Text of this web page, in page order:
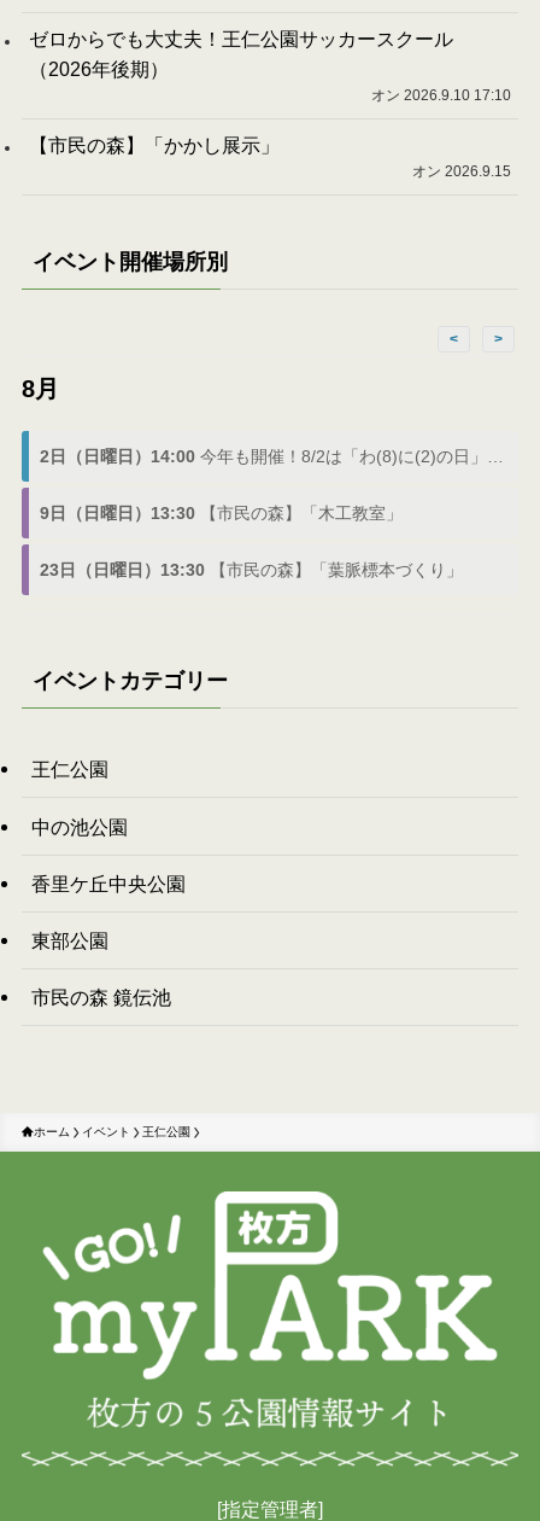
ゼロからでも大丈夫！王仁公園サッカースクール
（2026年後期）
オン 2026.9.10 17:10
【市民の森】「かかし展示」
オン 2026.9.15
イベント開催場所別
< >
8月
2日（日曜日）14:00 今年も開催！8/2は「わ(8)に(2)の日」でわにフェス
9日（日曜日）13:30 【市民の森】「木工教室」
23日（日曜日）13:30 【市民の森】「葉脈標本づくり」
イベントカテゴリー
王仁公園
中の池公園
香里ケ丘中央公園
東部公園
市民の森 鏡伝池
ホーム イベント 王仁公園
[指定管理者]